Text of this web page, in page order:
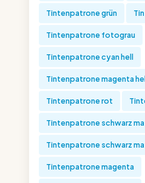
Tintenpatrone grün
Tintenpatrone fotograu
Tintenpatrone cyan hell
Tintenpatrone magenta
Tintenpatrone rot
Tintenpatrone schwarz
Tintenpatrone schwarz
Tintenpatrone magenta